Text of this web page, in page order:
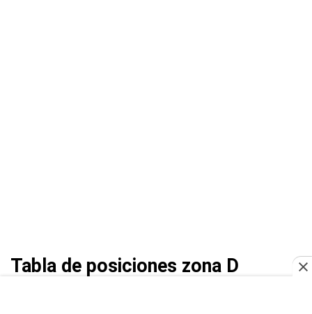
Tabla de posiciones zona D